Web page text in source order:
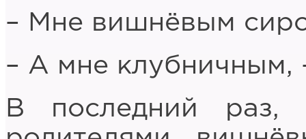
– Мне вишнёвым
– А мне клубничным,
В последний